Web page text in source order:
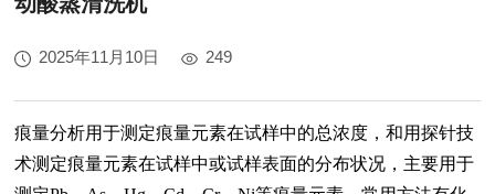
2025年11月10日 249
痕量分析用于测定痕量元素在试样中的总浓度 ，和用探针技
术测定痕量元素在试样中或试样表面的分布状况 ， 主要用于